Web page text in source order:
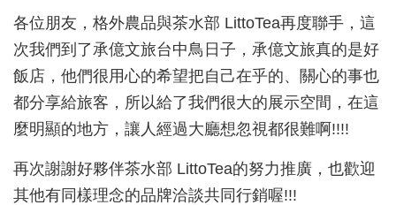
各位朋友，格外農品與茶水部 LittoTea再度聯手，這
次我們到了承億文旅台中鳥日子，承億文旅真的是好
飯店，他們很用心的希望把自己在乎的、關心的事也
都分享給旅客，所以給了我們很大的展示空間，在這
麼明顯的地方，讓人經過大廳想忽視都很難啊!!!!
再次謝謝好夥伴茶水部 LittoTea的努力推廣，也歡迎
其他有同樣理念的品牌洽談共同行銷喔!!!